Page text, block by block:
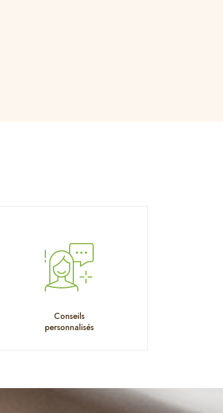
Conseils
personnalisés